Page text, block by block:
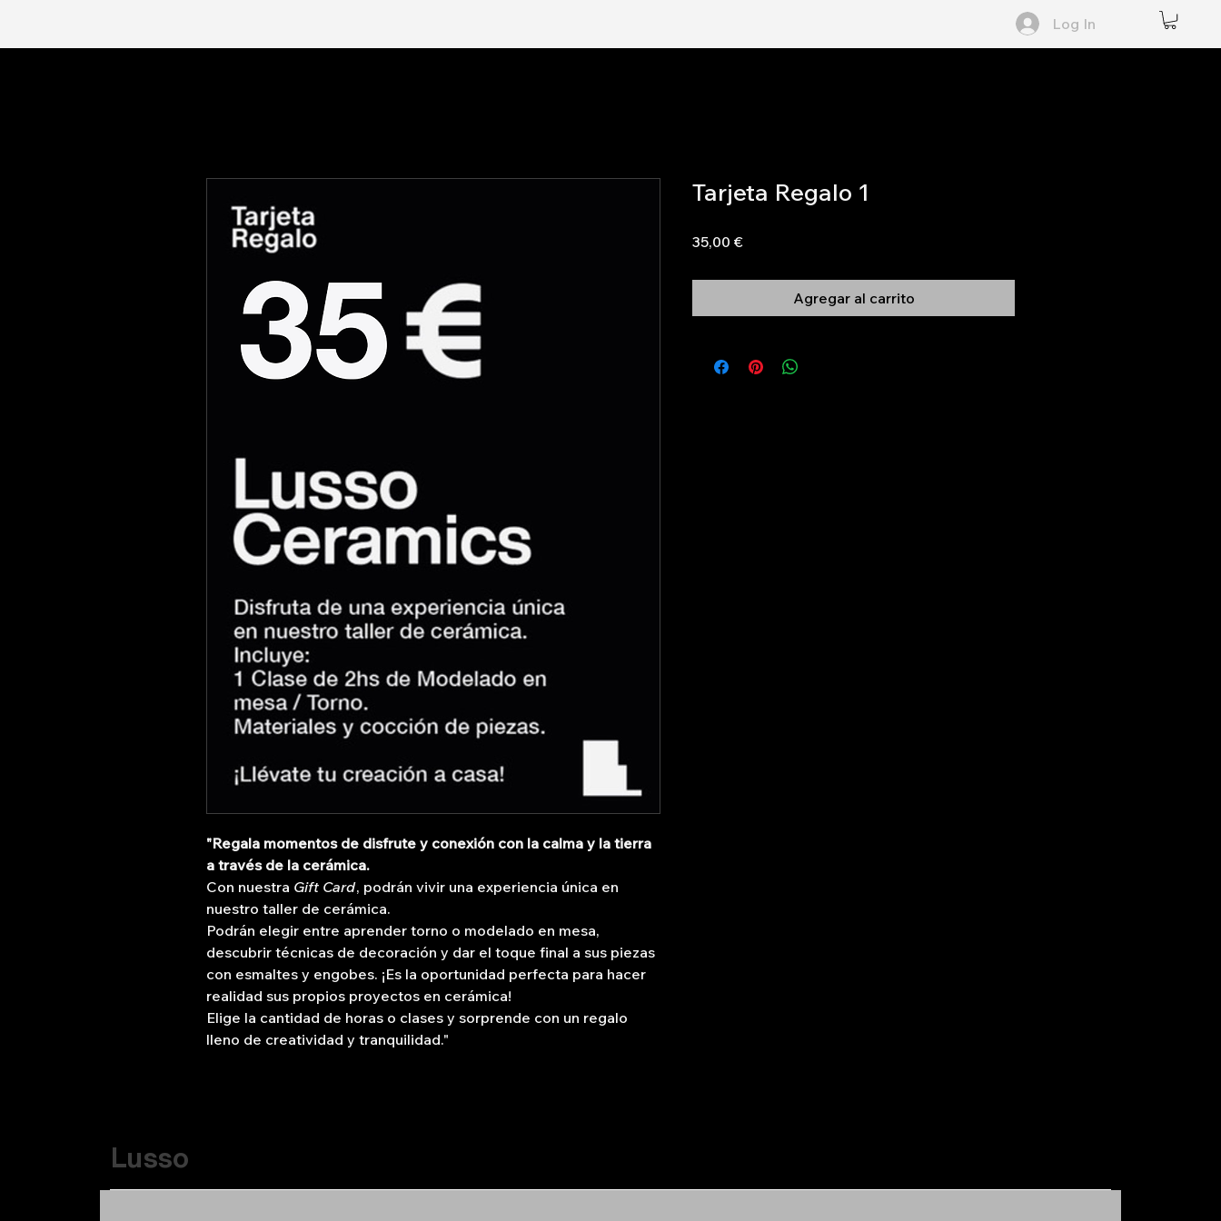
Log In
"Regala momentos de disfrute y conexión con la calma y la tierra
a través de la cerámica.
Con nuestra Gift Card, podrán vivir una experiencia única en
nuestro taller de cerámica.
Podrán elegir entre aprender torno o modelado en mesa,
descubrir técnicas de decoración y dar el toque final a sus piezas
con esmaltes y engobes. ¡Es la oportunidad perfecta para hacer
realidad sus propios proyectos en cerámica!
Elige la cantidad de horas o clases y sorprende con un regalo
lleno de creatividad y tranquilidad."
Tarjeta Regalo 1
35,00 €Precio
Agregar al carrito
Lusso